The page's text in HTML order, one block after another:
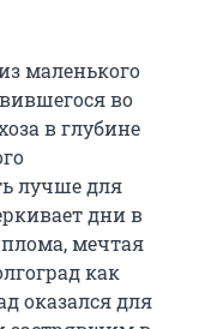
маленького
во
в глубине
лучше для
дни в
мечтая
как
оказался для